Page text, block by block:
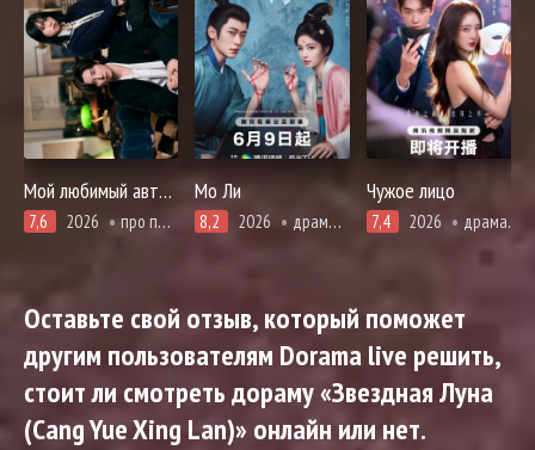
Мой любимый автор не человек
7,6 2026 про призраков, демонов и сверхъестественное
Мо Ли
8,2 2026 драма, история, романтика
Чужое лицо
7,4 2026 драма, романтика
Оставьте свой отзыв, который поможет
другим пользователям Dorama live решить,
стоит ли смотреть дораму «Звездная Луна
(Cang Yue Xing Lan)» онлайн или нет.